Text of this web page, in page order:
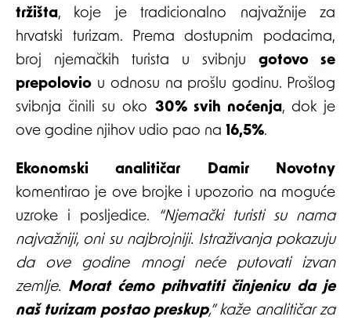
tržišta, koje je tradicionalno najvažnije za
hrvatski turizam. Prema dostupnim podacima,
broj njemačkih turista u svibnju gotovo se
prepolovio u odnosu na prošlu godinu. Prošlog
svibnja činili su oko 30% svih noćenja, dok je
ove godine njihov udio pao na 16,5%.
Ekonomski analitičar Damir Novotny
komentirao je ove brojke i upozorio na moguće
uzroke i posljedice.
“Njemački turisti su nama
najvažniji, oni su najbrojniji. Istraživanja pokazuju
da ove godine mnogi neće putovati izvan
zemlje. Morat ćemo prihvatiti činjenicu da je
naš turizam postao preskup,” kaže analitičar za